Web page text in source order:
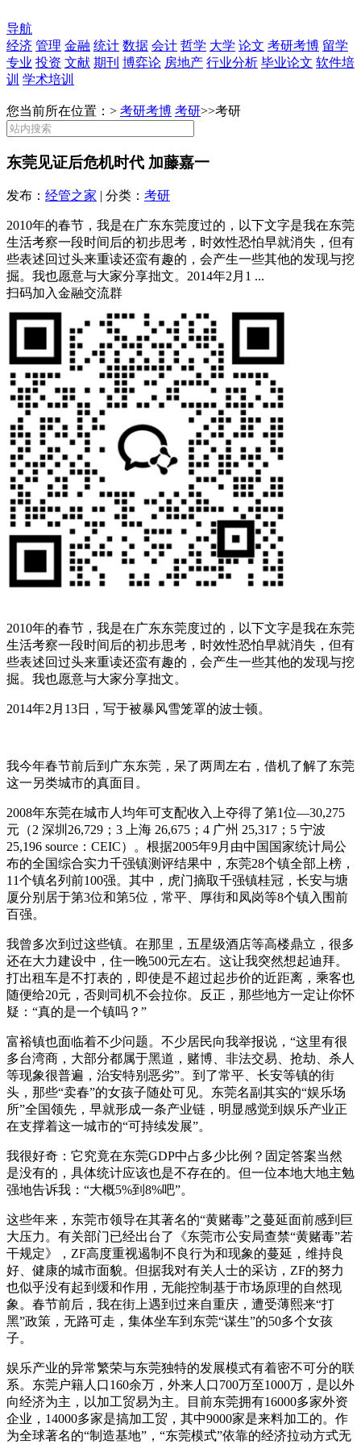
导航
经济 管理 金融 统计 数据 会计 哲学 大学 论文 考研考博 留学
专业 投资 文献 期刊 博弈论 房地产 行业分析 毕业论文 软件培
训 学术培训
您当前所在位置：> 考研考博 考研>>考研
东莞见证后危机时代 加藤嘉一
发布： 经管之家 | 分类： 考研
2010年的春节，我是在广东东莞度过的，以下文字是我在东莞
生活考察一段时间后的初步思考，时效性恐怕早就消失，但有
些表述回过头来重读还蛮有趣的，会产生一些其他的发现与挖
掘。我也愿意与大家分享拙文。2014年2月1 ...
扫码加入金融交流群
2010年的春节，我是在广东东莞度过的，以下文字是我在东莞
生活考察一段时间后的初步思考，时效性恐怕早就消失，但有
些表述回过头来重读还蛮有趣的，会产生一些其他的发现与挖
掘。我也愿意与大家分享拙文。
2014年2月13日，写于被暴风雪笼罩的波士顿。
我今年春节前后到广东东莞，呆了两周左右，借机了解了东莞
这一另类城市的真面目。
2008年东莞在城市人均年可支配收入上夺得了第1位—30,275
元（2 深圳26,729；3 上海 26,675；4 广州 25,317；5 宁波
25,196 source：CEIC）。根据2005年9月由中国国家统计局公
布的全国综合实力千强镇测评结果中，东莞28个镇全部上榜，
11个镇名列前100强。其中，虎门摘取千强镇桂冠，长安与塘
厦分别居于第3位和第5位，常平、厚街和凤岗等8个镇入围前
百强。
我曾多次到过这些镇。在那里，五星级酒店等高楼鼎立，很多
还在大力建设中，住一晚500元左右。这让我突然想起迪拜。
打出租车是不打表的，即使是不超过起步价的近距离，乘客也
随便给20元，否则司机不会拉你。反正，那些地方一定让你怀
疑：“真的是一个镇吗？”
富裕镇也面临着不少问题。不少居民向我举报说，“这里有很
多台湾商，大部分都属于黑道，赌博、非法交易、抢劫、杀人
等现象很普遍，治安特别恶劣”。到了常平、长安等镇的街
头，那些“卖春”的女孩子随处可见。东莞名副其实的“娱乐场
所”全国领先，早就形成一条产业链，明显感觉到娱乐产业正
在支撑着这一城市的“可持续发展”。
我很好奇：它究竟在东莞GDP中占多少比例？固定答案当然
是没有的，具体统计应该也是不存在的。但一位本地大地主勉
强地告诉我：“大概5%到8%吧”。
这些年来，东莞市领导在其著名的“黄赌毒”之蔓延面前感到巨
大压力。有关部门已经出台了《东莞市公安局查禁“黄赌毒”若
干规定》，ZF高度重视遏制不良行为和现象的蔓延，维持良
好、健康的城市面貌。但据我对有关人士的采访，ZF的努力
也似乎没有起到缓和作用，无能控制基于市场原理的自然现
象。春节前后，我在街上遇到过来自重庆，遭受薄熙来“打
黑”政策，无路可走，集体坐车到东莞“谋生”的50多个女孩
子。
娱乐产业的异常繁荣与东莞独特的发展模式有着密不可分的联
系。东莞户籍人口160余万，外来人口700万至1000万，是以外
向经济为主，以加工贸易为主。目前东莞拥有16000多家外资
企业，14000多家是搞加工贸，其中9000家是来料加工的。作
为全球著名的“制造基地”，“东莞模式”依靠的经济拉动方式无